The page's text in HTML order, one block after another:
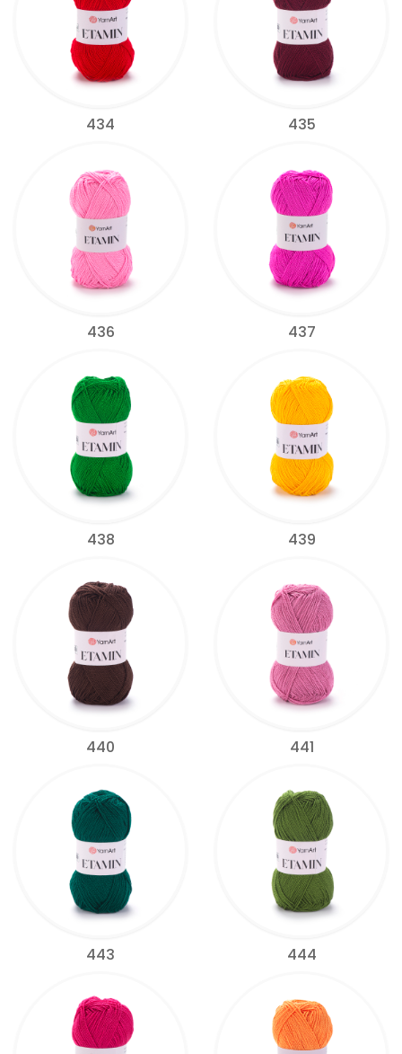
434 435
436 437
438 439
440 441
443 444